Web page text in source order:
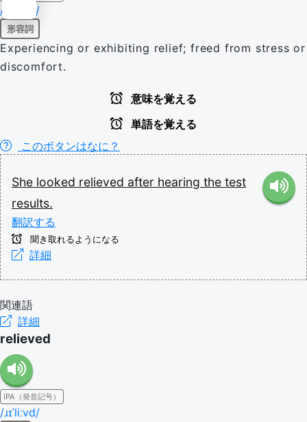
/ɹɪˈliːvd/
形容詞
Experiencing or exhibiting relief; freed from stress or
discomfort.
意味を覚える
単語を覚える
このボタンはなに？
She looked relieved after hearing the test
results.
翻訳する
聞き取れるようになる
詳細
関連語
詳細
relieved
IPA（発音記号）
/ɹɪˈliːvd/